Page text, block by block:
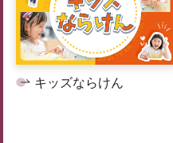
キッズならけん